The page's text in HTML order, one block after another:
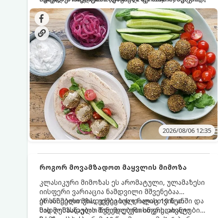
სალათებთან ერთად ან ტახინის (სესამის)
სოუსთან მირთმევისთვის.
იდეალურად შეინარჩუნოს და არ დაიშალოს.
დრო: 10–15 წუთი ულუფა: 20–24 ცალი ბურთულა
(4–6 პორცია)
2026/08/06 12:35
როგორ მოვამზადოთ მაყვლის მიმოზა
კლასიკური მიმოზას ეს არომატული, ულამაზესი
იისფერი ვარიაცია ნამდვილი მშვენებაა
ბრანჩებისთვის, უქმეების დილისთვის ან
სადღესასწაულო წვეულებებისთვის. ახალი
ეს სასმელი მზადდება სულ რაღაც 10 წუთში და
მის მომზადებას მინიმალური ინგრედიენტები